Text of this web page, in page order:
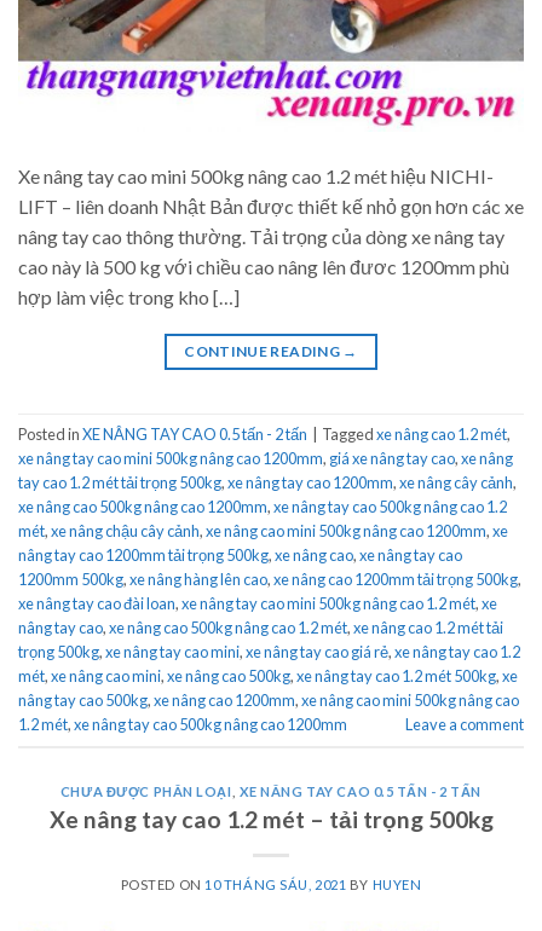
Xe nâng tay cao mini 500kg nâng cao 1.2 mét hiệu NICHI-
LIFT – liên doanh Nhật Bản được thiết kế nhỏ gọn hơn các xe
nâng tay cao thông thường. Tải trọng của dòng xe nâng tay
cao này là 500 kg với chiều cao nâng lên đươc 1200mm phù
hợp làm việc trong kho […]
CONTINUE READING →
Posted inXE NÂNG TAY CAO 0.5 tấn - 2 tấn Taggedxe nâng cao 1.2 mét,
xe nâng tay cao mini 500kg nâng cao 1200mm, giá xe nâng tay cao,xe nâng
tay cao 1.2 mét tải trọng 500kg,xe nâng tay cao 1200mm,xe nâng cây cảnh,
xe nâng cao 500kg nâng cao 1200mm,xe nâng tay cao 500kg nâng cao 1.2
mét,xe nâng chậu cây cảnh,xe nâng cao mini 500kg nâng cao 1200mm,xe
nâng tay cao 1200mm tải trọng 500kg,xe nâng cao,xe nâng tay cao
1200mm 500kg,xe nâng hàng lên cao,xe nâng cao 1200mm tải trọng 500kg,
xe nâng tay cao đài loan,xe nâng tay cao mini 500kg nâng cao 1.2 mét,xe
nâng tay cao,xe nâng cao 500kg nâng cao 1.2 mét,xe nâng cao 1.2 mét tải
trọng 500kg,xe nâng tay cao mini,xe nâng tay cao giá rẻ,xe nâng tay cao 1.2
mét,xe nâng cao mini,xe nâng cao 500kg,xe nâng tay cao 1.2 mét 500kg,xe
nâng tay cao 500kg,xe nâng cao 1200mm,xe nâng cao mini 500kg nâng cao
1.2 mét,xe nâng tay cao 500kg nâng cao 1200mm Leave a comment
CHƯA ĐƯỢC PHÂN LOẠI XE NÂNG TAY CAO 0.5 TẤN - 2 TẤN
Xe nâng tay cao 1.2 mét – tải trọng 500kg
POSTED ON 10 THÁNG SÁU, 2021 BY HUYEN